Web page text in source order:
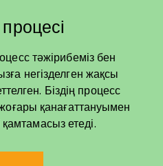
процесі
тәжірибеміз бен
негізделген жақсы
Біздің процесс
қанағаттануымен
қамтамасыз етеді.